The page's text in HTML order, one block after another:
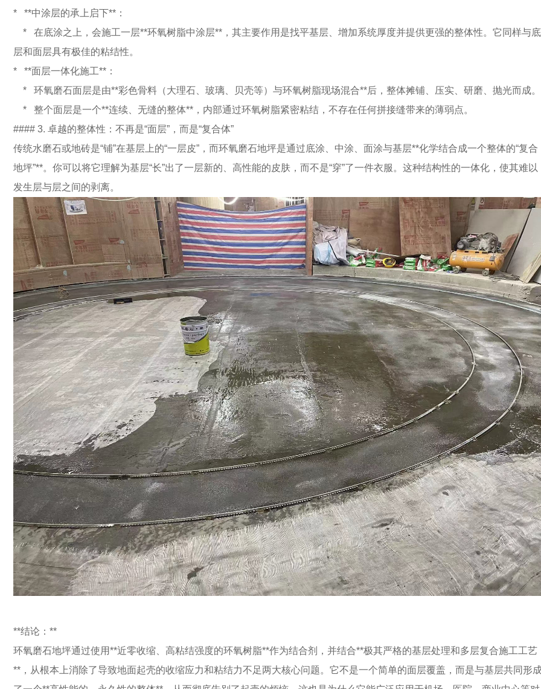
* **中涂层的承上启下**：
* 在底涂之上，会施工一层**环氧树脂中涂层**，其主要作用是找平基层、增加系统厚度并提供更强的整体性。它同样与底
层和面层具有极佳的粘结性。
* **面层一体化施工**：
* 环氧磨石面层是由**彩色骨料（大理石、玻璃、贝壳等）与环氧树脂现场混合**后，整体摊铺、压实、研磨、抛光而成。
* 整个面层是一个**连续、无缝的整体**，内部通过环氧树脂紧密粘结，不存在任何拼接缝带来的薄弱点。
#### 3. 卓越的整体性：不再是“面层”，而是“复合体”
传统水磨石或地砖是“铺”在基层上的“一层皮”，而环氧磨石地坪是通过底涂、中涂、面涂与基层**化学结合成一个整体的“复合
地坪”**。你可以将它理解为基层“长”出了一层新的、高性能的皮肤，而不是“穿”了一件衣服。这种结构性的一体化，使其难以
发生层与层之间的剥离。
**结论：**
环氧磨石地坪通过使用**近零收缩、高粘结强度的环氧树脂**作为结合剂，并结合**极其严格的基层处理和多层复合施工工艺
**，从根本上消除了导致地面起壳的收缩应力和粘结力不足两大核心问题。它不是一个简单的面层覆盖，而是与基层共同形